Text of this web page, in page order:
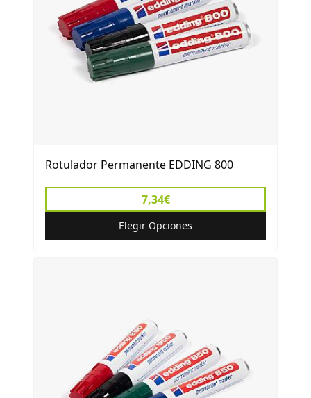
Rotulador Permanente EDDING 800
7,34€
Elegir Opciones